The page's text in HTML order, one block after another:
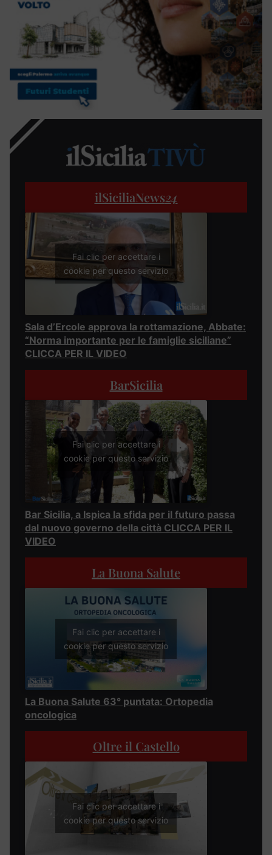
ilSiciliaNews24
Fai clic per accettare i
cookie per questo servizio
Sala d’Ercole approva la rottamazione, Abbate:
“Norma importante per le famiglie siciliane”
CLICCA PER IL VIDEO
BarSicilia
Fai clic per accettare i
cookie per questo servizio
Bar Sicilia, a Ispica la sfida per il futuro passa
dal nuovo governo della città CLICCA PER IL
VIDEO
La Buona Salute
Fai clic per accettare i
cookie per questo servizio
La Buona Salute 63° puntata: Ortopedia
oncologica
Oltre il Castello
Fai clic per accettare i
cookie per questo servizio